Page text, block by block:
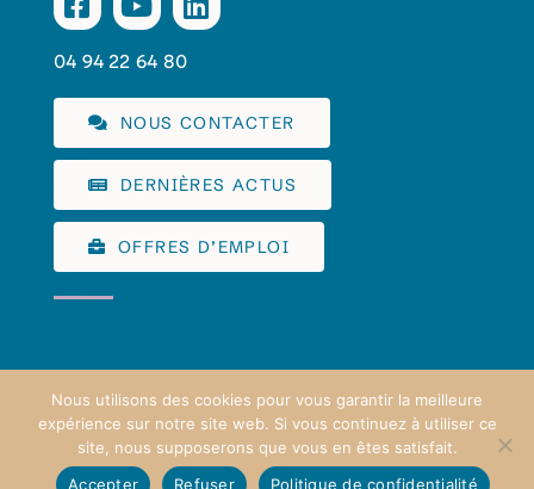
04 94 22 64 80
NOUS CONTACTER
DERNIÈRES ACTUS
OFFRES D’EMPLOI
COMMUNAUTÉ D'AGGLOMÉRATION SUD SAINTE BAUME
2026 TOUS DROITS RÉSERVÉS |MENTIONS LÉGALES|
Nous utilisons des cookies pour vous garantir la meilleure
expérience sur notre site web. Si vous continuez à utiliser ce
site, nous supposerons que vous en êtes satisfait.
Accepter
Refuser Politique de confidentialité